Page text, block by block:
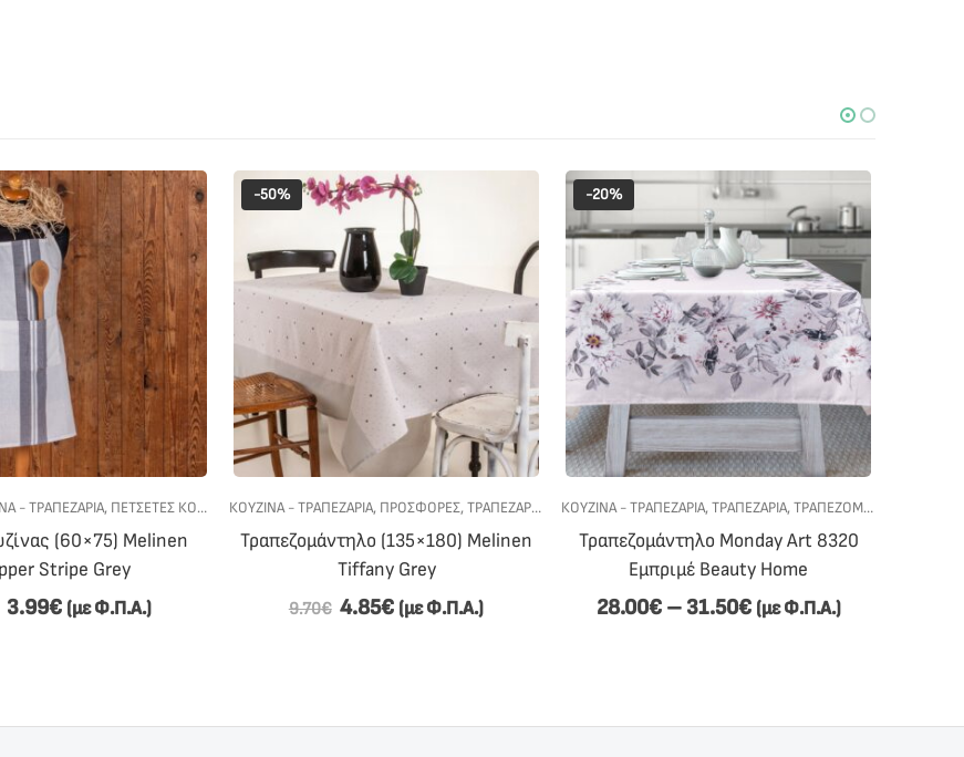
,ΠΡΟΣΦΟΡΕΣ
- ΤΡΑΠΕΖΑΡΙΑ, ΠΕΤΣΕΤΕΣ ΚΟΥΖΙΝΑΣ ,ΠΟΔΙΈΣ ΚΟΥΖΊΝΑΣ,ΠΡΟΣΦΟΡΕΣ
(60×75) Melinen
Stripe Grey
3.99€ (με Φ.Π.Α.)
-50%
ΚΟΥΖΙΝΑ - ΤΡΑΠΕΖΑΡΙΑ, ΠΡΟΣΦΟΡΕΣ,ΤΡΑΠΕΖΑΡΙΑ ΤΡΑΠΕΖΟΜΑΝΤΗΛΑ
Τραπεζομάντηλο (135×180) Melinen
Tiffany Grey
9.70€ 4.85€ (με Φ.Π.Α.)
-20%
ΚΟΥΖΙΝΑ - ΤΡΑΠΕΖΑΡΙΑ,ΤΡΑΠΕΖΑΡΙΑ,ΤΡΑΠΕΖΟΜΑΝΤΗΛΑ
Τραπεζομάντηλο Monday Art 8320
Εμπριμέ Beauty Home
28.00€– 31.50€ (με Φ.Π.Α.)